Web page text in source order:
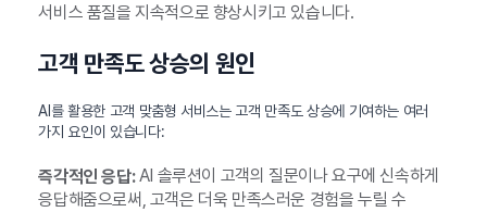
서비스 품질을 지속적으로 향상시키고 있습니다.
고객 만족도 상승의 원인
AI를 활용한 고객 맞춤형 서비스는 고객 만족도 상승에 기여하는 여러
가지 요인이 있습니다:
즉각적인 응답:AI 솔루션이 고객의 질문이나 요구에 신속하게
응답해줌으로써, 고객은 더욱 만족스러운 경험을 누릴 수